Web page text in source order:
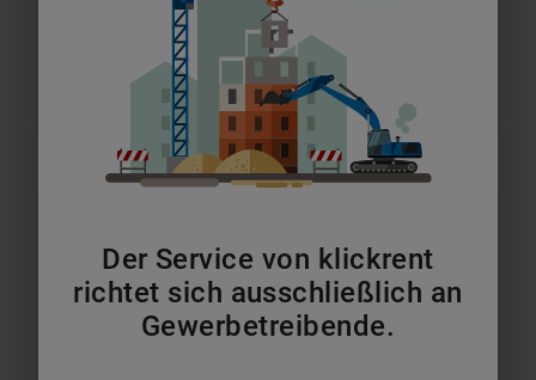
MEHR ERFAHREN
IN DEN WARENKORB
Der Service von klickrent
richtet sich ausschließlich an
Gewerbetreibende.